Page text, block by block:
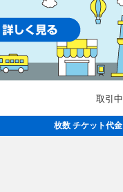
取引中
枚数 チケット代金